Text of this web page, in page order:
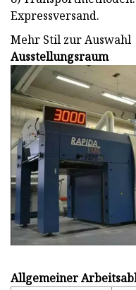
Expressversand.
Mehr Stil zur Auswahl
Ausstellungsraum
Allgemeiner